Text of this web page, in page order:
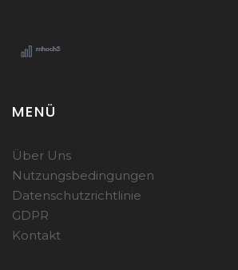
MENÜ
Über Uns
Nutzungsbedingungen
Datenschutzrichtlinie
GDPR
Kontakt